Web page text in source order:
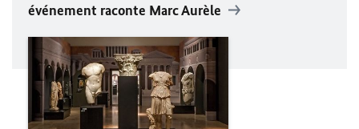
événement raconte Marc Aurèle